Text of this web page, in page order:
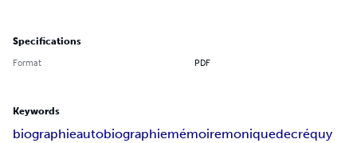
Specifications
Format PDF
Keywords
biographieautobiographiemémoiremoniquedecréquy